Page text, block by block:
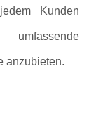
Kunden
anzubieten.